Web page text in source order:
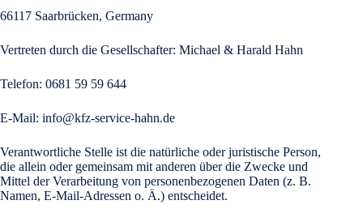
66117 Saarbrücken, Germany
Vertreten durch die Gesellschafter: Michael & Harald Hahn
Telefon: 0681 59 59 644
E-Mail: info@kfz-service-hahn.de
Verantwortliche Stelle ist die natürliche oder juristische Person,
die allein oder gemeinsam mit anderen über die Zwecke und
Mittel der Verarbeitung von personenbezogenen Daten (z. B.
Namen, E-Mail-Adressen o. Ä.) entscheidet.